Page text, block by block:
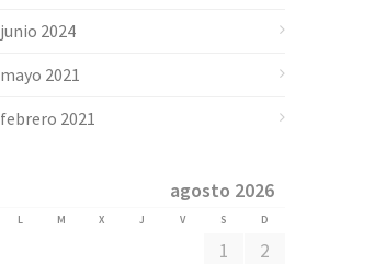
junio 2024
mayo 2021
febrero 2021
agosto 2026
L M X J V S D
1
2